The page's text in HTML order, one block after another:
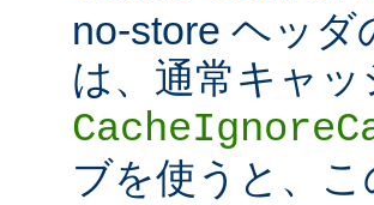
no-store ヘッ
は、通常キャ
ブを使うと、